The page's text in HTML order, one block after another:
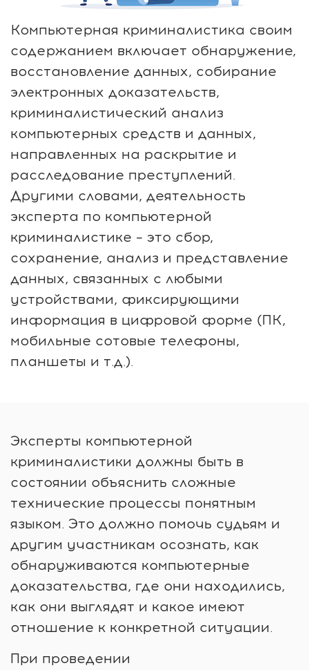
Компьютерная криминалистика своим
содержанием включает обнаружение,
восстановление данных, собирание
электронных доказательств,
криминалистический анализ
компьютерных средств и данных,
направленных на раскрытие и
расследование преступлений.
Другими словами, деятельность
эксперта по компьютерной
криминалистике – это сбор,
сохранение, анализ и представление
данных, связанных с любыми
устройствами, фиксирующими
информация в цифровой форме (ПК,
мобильные сотовые телефоны,
планшеты и т.д.).
Эксперты компьютерной
криминалистики должны быть в
состоянии объяснить сложные
технические процессы понятным
языком. Это должно помочь судьям и
другим участникам осознать, как
обнаруживаются компьютерные
доказательства, где они находились,
как они выглядят и какое имеют
отношение к конкретной ситуации.
При проведении